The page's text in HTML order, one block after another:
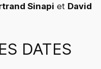
Sinapi et David
DATES